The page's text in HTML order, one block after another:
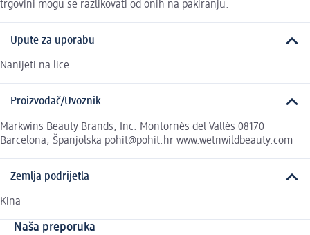
trgovini mogu se razlikovati od onih na pakiranju.
Upute za uporabu
Nanijeti na lice
Proizvođač/Uvoznik
Markwins Beauty Brands, Inc. Montornès del Vallès 08170
Barcelona, Španjolska pohit@pohit.hr www.wetnwildbeauty.com
Zemlja podrijetla
Kina
Naša preporuka